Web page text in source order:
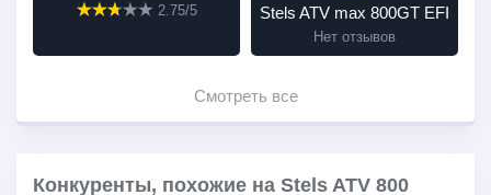
2.75/5 Stels ATV max 800GT EFI
Нет отзывов
Смотреть все
Конкуренты, похожие на Stels ATV 800